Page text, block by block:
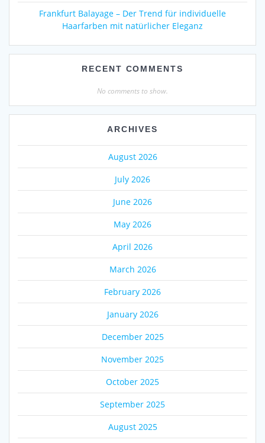
Frankfurt Balayage – Der Trend für individuelle
Haarfarben mit natürlicher Eleganz
RECENT COMMENTS
No comments to show.
ARCHIVES
August 2026
July 2026
June 2026
May 2026
April 2026
March 2026
February 2026
January 2026
December 2025
November 2025
October 2025
September 2025
August 2025